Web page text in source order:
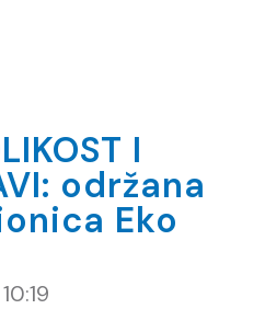
I
održana
Eko
10:19